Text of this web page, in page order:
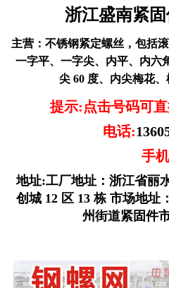
浙江盛南紧
主营： 不锈钢紧定螺丝，包括
一字平、一字尖、内平、内六
尖 60 度、内尖梅花
提示:点击号码可
电话:
手
地址:工厂地址：浙江省丽
创城 12 区 13 栋 市场地址
州街道紧固件